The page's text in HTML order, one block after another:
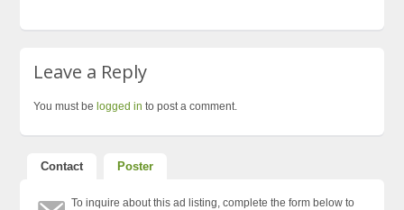
Leave a Reply
You must belogged in to post a comment.
Contact Poster
To inquire about this ad listing, complete the form below to